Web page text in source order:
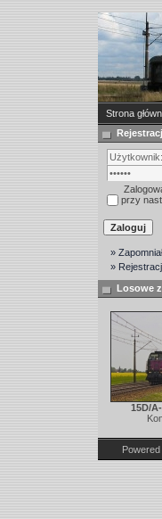
Strona
przy
»
»
Losowe
15D/